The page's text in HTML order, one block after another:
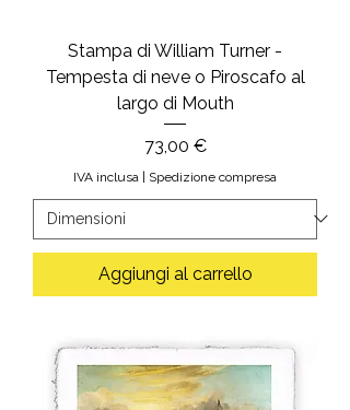
Stampa di William Turner -
Tempesta di neve o Piroscafo al
largo di Mouth
Prezzo
73,00 €
IVA inclusa | Spedizione compresa
Aggiungi al carrello